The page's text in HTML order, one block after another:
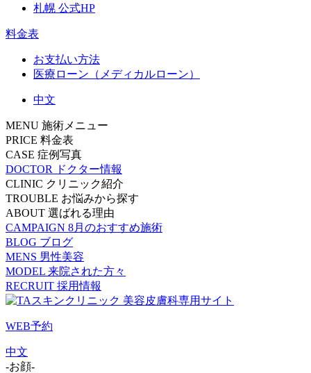
札幌 公式HP
料金表
お支払い方法
医療ローン（メディカルローン）
中文
MENU 施術メニュー
PRICE 料金表
CASE 症例写真
DOCTOR
ドクター情報
CLINIC クリニック紹介
TROUBLE お悩みから探す
ABOUT 選ばれる理由
CAMPAIGN 8月のおすすめ施術
BLOG ブログ
MENS 男性美容
MODEL 来院された方々
RECRUIT 採用情報
WEB予約
中文
-お顔-